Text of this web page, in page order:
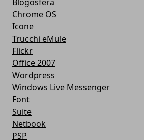
Chrome OS
Icone
Trucchi eMule
Flickr
Office 2007
Wordpress
Windows Live Messenger
Font
Suite
Netbook
PSP